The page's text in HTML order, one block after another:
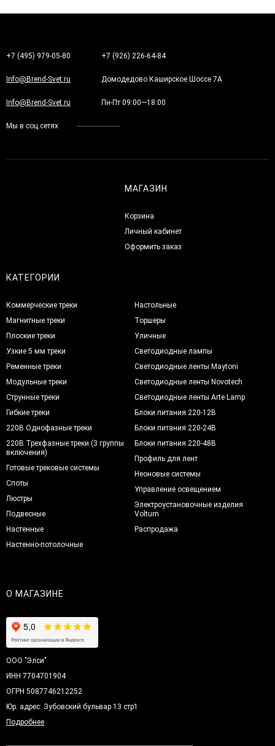
+7 (495) 979-05-80 +7 (926) 226-64-84
Info@Brend-Svet.ru Домодедово Каширское Шоссе 7А
Info@Brend-Svet.ru Пн-Пт 09:00—18:00
Мы в соц.сетях
МАГАЗИН
Корзина
Личный кабинет
Оформить заказ
КАТЕГОРИИ
Коммерческие треки
Магнитные треки
Плоские треки
Узкие 5 мм треки
Ременные треки
Модульные треки
Струнные треки
Гибкие треки
220В Однофазные треки
220В Трехфазные треки (3 группы
включения)
Готовые трековые системы
Споты
Люстры
Подвесные
Настенные
Настенно-потолочные
Настольные
Торшеры
Уличные
Светодиодные лампы
Светодиодные ленты Maytoni
Светодиодные ленты Novotech
Светодиодные ленты Arte Lamp
Блоки питания 220-12В
Блоки питания 220-24В
Блоки питания 220-48В
Профиль для лент
Неоновые системы
Управление освещением
Электроустановочные изделия
Voltum
Распродажа
О МАГАЗИНЕ
ООО "Элси"
ИНН 7704701904
ОГРН 5087746212252
Юр. адрес: Зубовский бульвар 13 стр1
Подробнее